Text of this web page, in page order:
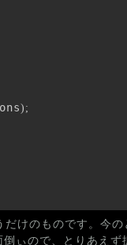
) ;
けのものです。今
ぃので、とりあえず